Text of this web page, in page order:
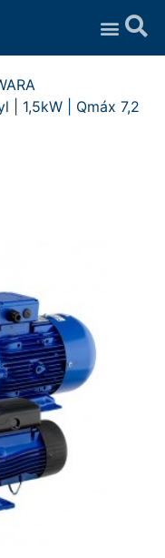
| 1,5kW | Qmáx 7,2